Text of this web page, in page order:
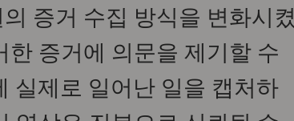
증거 수집 방식을 변화시켰
증거에 의문을 제기할 수
실제로 일어난 일을 캡처하